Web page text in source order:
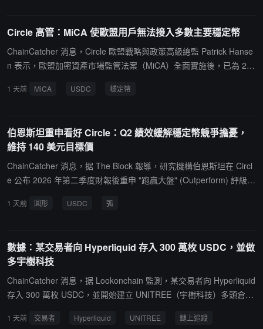
攻擊者和 MEV 地址發送鏈上消息，稱已定位到攻擊者身份，願支付
10% 賞金請求退款。
Circle 高管：MiCA 使歐盟用戶無法接入多數主要穩定幣
ChainCatcher 消息，Circle 歐盟戰略與政策高級總監 Patrick Hanse
n 表示，歐盟加密資產市場監管法案（MiCA）全面實施後，已為 21
好。Patrick Hansen 指出，MiCA 的嚴格規定使包括 Tether 在內的
歐盟用戶處於未受保護或無法接入狀態。他認為，MiCA 即將進行的
審查應處理該問題，並為外國發行方提供更務實的運營路徑。歐盟金
融穩定、金融服務和資本市場聯盟總司 5 月 20 日已啟動公開諮詢，
評估現行框架是否仍適用，諮詢將持續至 9 月 30 日。
1 天前 MiCA USDC 穩定幣
伯恩斯坦重申看好 Circle：Q2 績效緩解穩定幣競爭擔憂，
維持 140 美元目標價
ChainCatcher 消息，据 The Block 報導，研究機構伯恩斯坦在 Circl
e 公布 2026 年第二季度財報後重申 "跑贏大盤" (Outperform) 評級，
"反向驗證"。伯恩斯坦分析師表示，市場目前對 Circle 的兩大核心擔
規方面的優勢。投資者可能尚未充分計入 Circle 未來來自交易手續
費、合作夥伴生態以及 Arc 區塊鏈帶來的新增收入機會。該機構特別
指出，Circle 近期推進的多項基礎設施佈局，包括獲得美國國家信託
銀行牌照、擴展 Circle Payments Network，以及計劃於 9 月 16 日
表示，Circle 已上調 2026 年其他收入及扣除分銷成本後的利潤率指
1 天前 圓形 USDC 弧
數據：某交易者向 Hyperliquid 存入 300 萬枚 USDC，並做
多宇樹科技
ChainCatcher 消息，据 Lookonchain 監測，某交易者向 Hyperliquid
存入 300 萬枚 USDC，並開始建立 UNITREE（宇樹科技）多頭倉
位價值約 26.4 萬美元。
1 天前 交易者 Hyperliquid UNITREE 鏈上追蹤